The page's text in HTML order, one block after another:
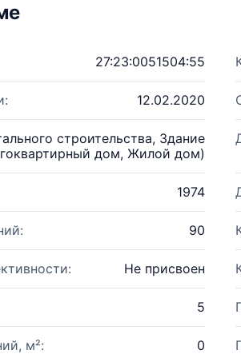
27:23:0051504:55
12.02.2020
строительства, Здание
дом, Жилой дом)
1974
90
Не присвоен
5
м²: 0